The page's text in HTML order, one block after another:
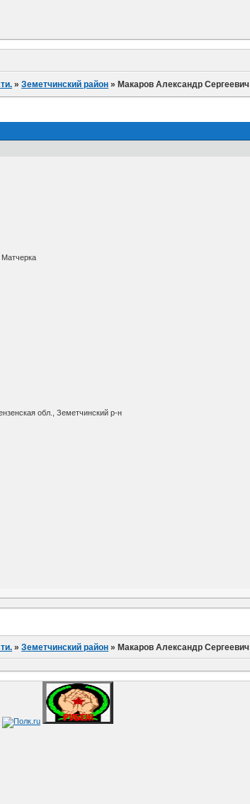
»Земетчинский район » Макаров Александр Сергеевич
обл., Земетчинский р-н
»Земетчинский район » Макаров Александр Сергеевич